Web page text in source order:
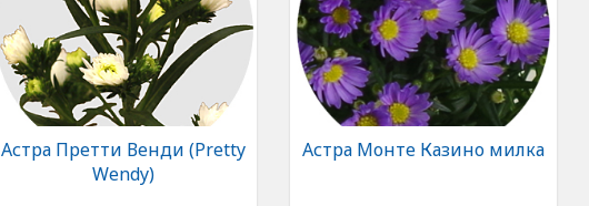
Астра Претти Венди (Pretty
Wendy)
Астра Монте Казино милка